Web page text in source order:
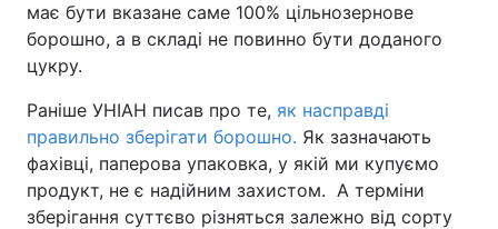
має бути вказане саме 100% цільнозернове
борошно, а в складі не повинно бути доданого
цукру.
Раніше УНІАН писав про те, як насправді
правильно зберігати борошно. Як зазначають
фахівці, паперова упаковка, у якій ми купуємо
продукт, не є надійним захистом. А терміни
зберігання суттєво різняться залежно від сорту